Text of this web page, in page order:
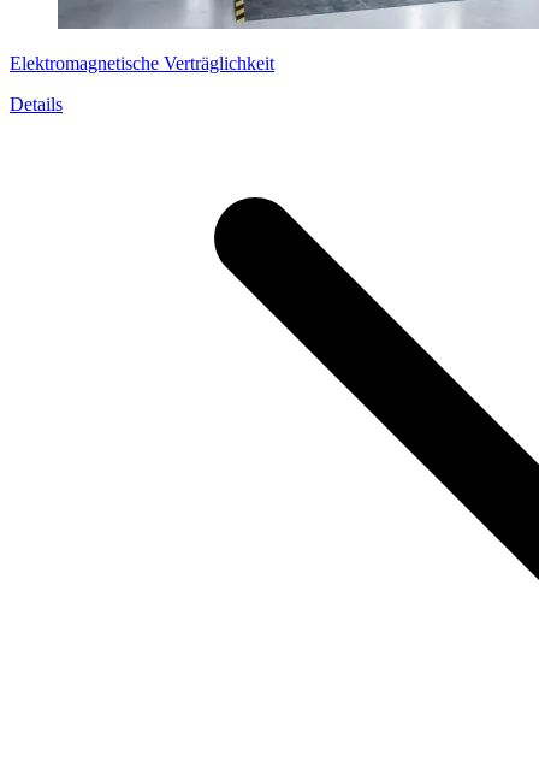
Elektromagnetische Verträglichkeit
Details